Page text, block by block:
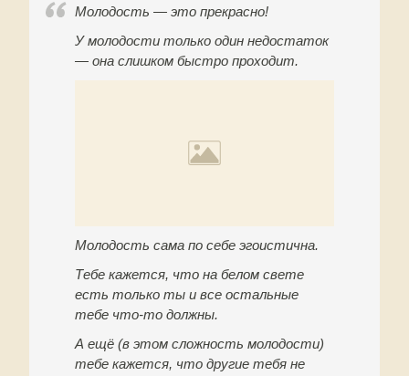
Молодость — это прекрасно!
У молодости только один недостаток
— она слишком быстро проходит.
Молодость сама по себе эгоистична.
Тебе кажется, что на белом свете
есть только ты и все остальные
тебе что-то должны.
А ещё (в этом сложность молодости)
тебе кажется, что другие тебя не